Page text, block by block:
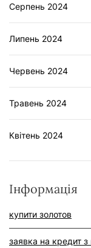
Серпень 2024
Липень 2024
Червень 2024
Травень 2024
Квітень 2024
Інформація
купити золотов
заявка на кредит